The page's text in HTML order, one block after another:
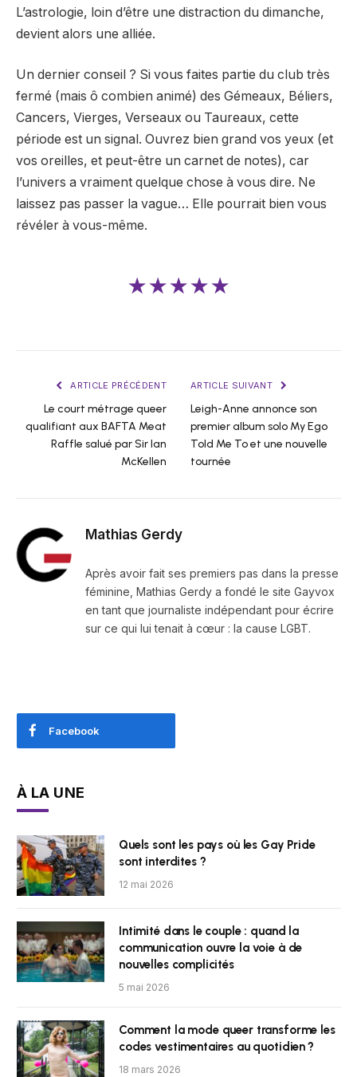
L’astrologie, loin d’être une distraction du dimanche,
devient alors une alliée.
Un dernier conseil ? Si vous faites partie du club très
fermé (mais ô combien animé) des Gémeaux, Béliers,
Cancers, Vierges, Verseaux ou Taureaux, cette
période est un signal. Ouvrez bien grand vos yeux (et
vos oreilles, et peut-être un carnet de notes), car
l’univers a vraiment quelque chose à vous dire. Ne
laissez pas passer la vague… Elle pourrait bien vous
révéler à vous-même.
★★★★★
ARTICLE PRÉCÉDENT
Le court métrage queer
qualifiant aux BAFTA Meat
Raffle salué par Sir Ian
McKellen
ARTICLE SUIVANT
Leigh-Anne annonce son
premier album solo My Ego
Told Me To et une nouvelle
tournée
Mathias Gerdy
Après avoir fait ses premiers pas dans la presse
féminine, Mathias Gerdy a fondé le site Gayvox
en tant que journaliste indépendant pour écrire
sur ce qui lui tenait à cœur : la cause LGBT.
Facebook
À LA UNE
Quels sont les pays où les Gay Pride
sont interdites ?
12 mai 2026
Intimité dans le couple : quand la
communication ouvre la voie à de
nouvelles complicités
5 mai 2026
Comment la mode queer transforme les
codes vestimentaires au quotidien ?
18 mars 2026